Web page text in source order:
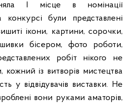
І місце в номінації
конкурсі були представлені
ікони, картини, сорочки,
бісером, фото роботи,
робіт нікого не
із витворів мистецтва
у відвідувачів виставки. Не
вони руками аматорів,